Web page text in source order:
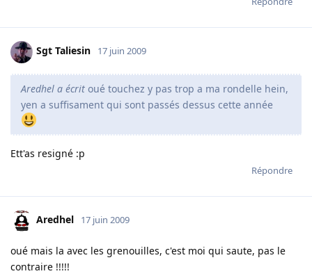
Sgt Taliesin 17 juin 2009
Aredhel a écrit oué touchez y pas trop a ma rondelle hein,
yen a suffisament qui sont passés dessus cette année
Ett'as resigné :p
Répondre
Aredhel 17 juin 2009
oué mais la avec les grenouilles, c'est moi qui saute, pas le
contraire !!!!!